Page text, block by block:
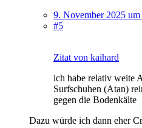
9. November 2025 um
#5
Zitat von kaihard
ich habe relativ weite
Surfschuhen (Atan)
gegen die Bodenkälte
Dazu würde ich dann eher